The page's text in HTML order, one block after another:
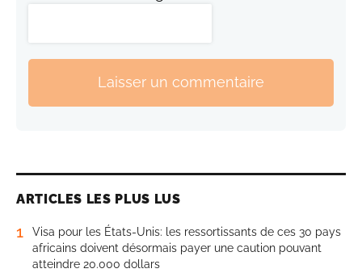
Laisser un commentaire
ARTICLES LES PLUS LUS
1
Visa pour les États-Unis: les ressortissants de ces 30 pays
africains doivent désormais payer une caution pouvant
atteindre 20.000 dollars